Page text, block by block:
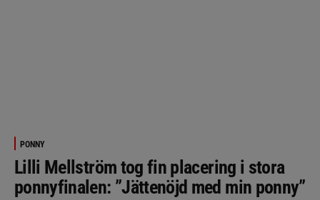
PONNY
Lilli Mellström tog fin placering i stora
ponnyfinalen: ”Jättenöjd med min ponny”